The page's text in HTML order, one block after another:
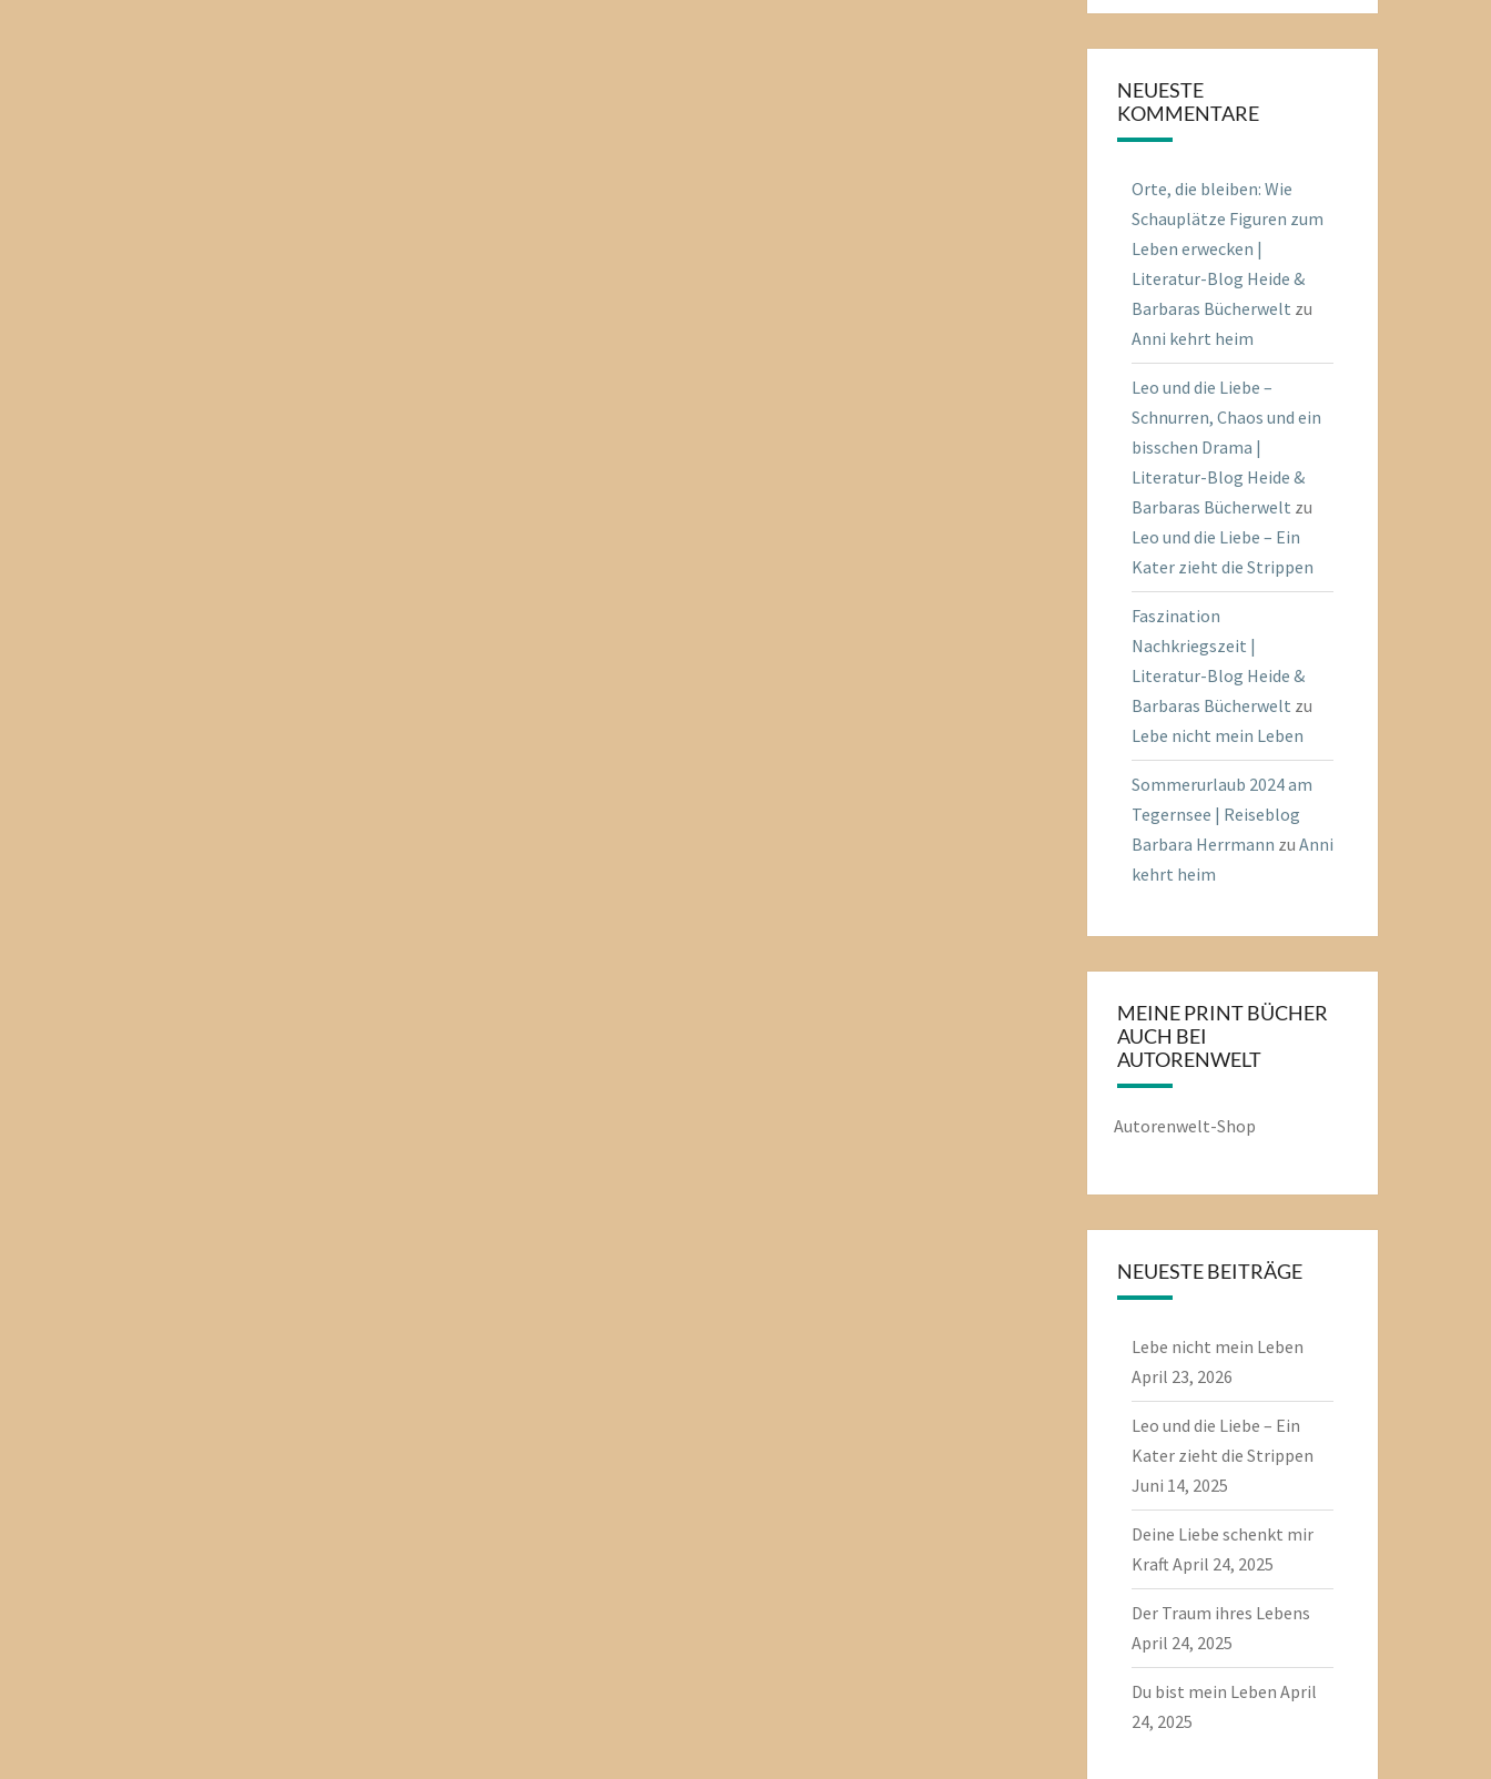
NEUESTE
KOMMENTARE
Orte, die bleiben: Wie
Schauplätze Figuren zum
Leben erwecken |
Literatur-Blog Heide &
Barbaras Bücherwelt zu
Anni kehrt heim
Leo und die Liebe –
Schnurren, Chaos und ein
bisschen Drama |
Literatur-Blog Heide &
Barbaras Bücherwelt zu
Leo und die Liebe – Ein
Kater zieht die Strippen
Faszination
Nachkriegszeit |
Literatur-Blog Heide &
Barbaras Bücherwelt zu
Lebe nicht mein Leben
Sommerurlaub 2024 am
Tegernsee | Reiseblog
Barbara Herrmann zu Anni
kehrt heim
MEINE PRINT BÜCHER
AUCH BEI
AUTORENWELT
Autorenwelt-Shop
NEUESTE BEITRÄGE
Lebe nicht mein Leben
April 23, 2026
Leo und die Liebe – Ein
Kater zieht die Strippen
Juni 14, 2025
Deine Liebe schenkt mir
KraftApril 24, 2025
Der Traum ihres Lebens
April 24, 2025
Du bist mein Leben April
24, 2025